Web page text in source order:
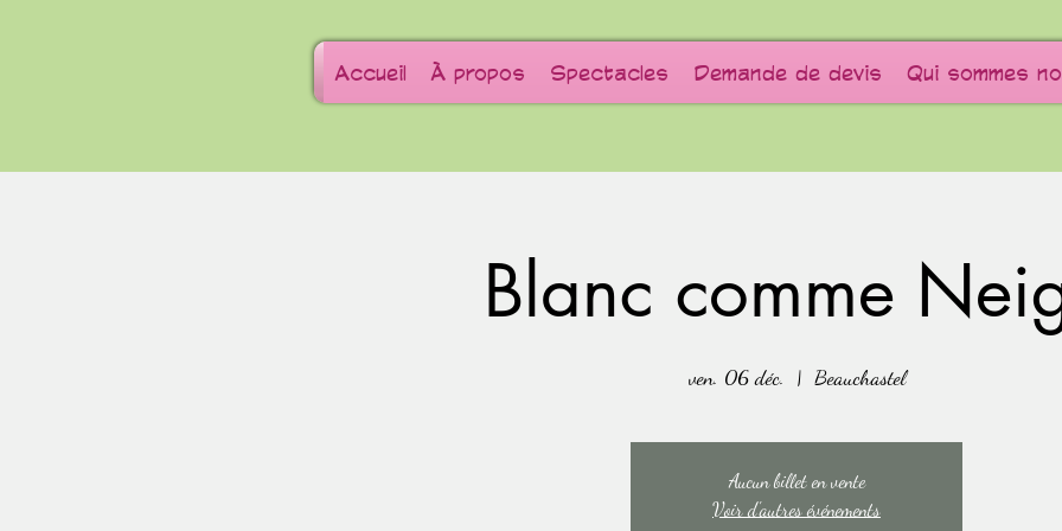
Accueil À propos Spectacles Demande de devis Qui sommes
Blanc comme
ven. 06 déc.
  |
Beauchastel
Aucun billet en vente
Voir d'autres événements